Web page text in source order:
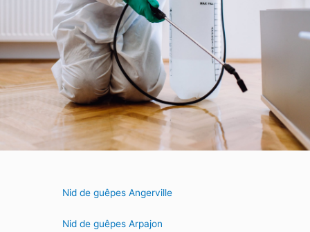
Nid de guêpes Angerville
Nid de guêpes Arpajon